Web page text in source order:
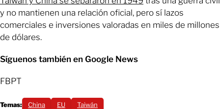
y no mantienen una relación oficial, pero sí lazos
comerciales e inversiones valoradas en miles de millones
de dólares.
Síguenos también en Google News
FBPT
Temas: China EU Taiwán